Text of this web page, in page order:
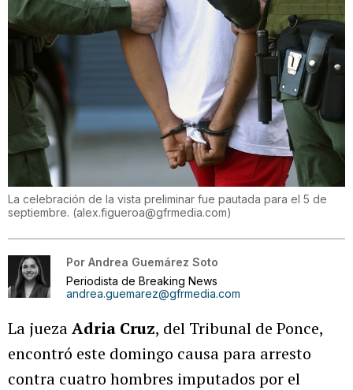
La celebración de la vista preliminar fue pautada para el 5 de
septiembre. (alex.figueroa@gfrmedia.com)
Por Andrea Guemárez Soto
Periodista de Breaking News
andrea.guemarez@gfrmedia.com
La juezaAdria Cruz, del Tribunal de Ponce,
encontró este domingo causa para arresto
contra cuatro hombres imputados por el